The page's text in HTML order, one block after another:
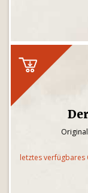
letztes